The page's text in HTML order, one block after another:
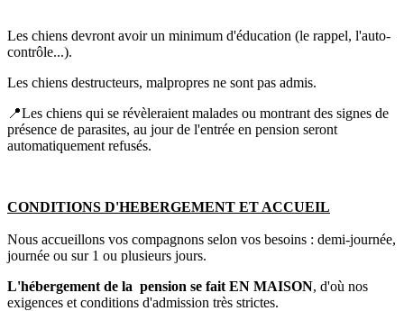
Les chiens devront avoir un minimum d'éducation (le rappel, l'auto-
contrôle...).
Les chiens destructeurs, malpropres ne sont pas admis.
📍Les chiens qui se révèleraient malades ou montrant des signes de
présence de parasites, au jour de l'entrée en pension seront
automatiquement refusés.
CONDITIONS D'HEBERGEMENT ET ACCUEIL
Nous accueillons vos compagnons selon vos besoins : demi-journée,
journée ou sur 1 ou plusieurs jours.
L'hébergement de la pension se fait EN MAISON, d'où nos
exigences et conditions d'admission très strictes.